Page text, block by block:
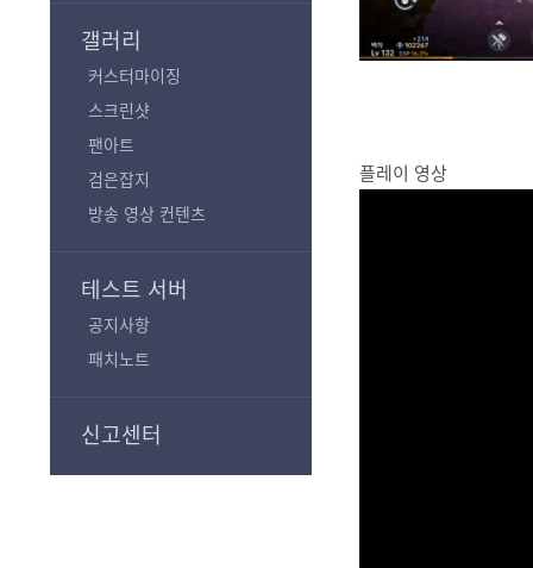
갤러리
커스터마이징
스크린샷
팬아트
검은잡지
방송 영상 컨텐츠
테스트 서버
공지사항
패치노트
신고센터
플레이 영상